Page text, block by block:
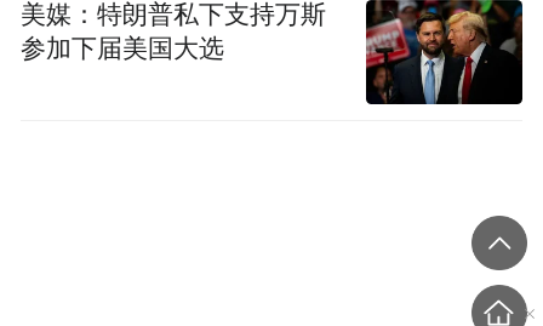
美媒：特朗普私下支持万斯
参加下届美国大选